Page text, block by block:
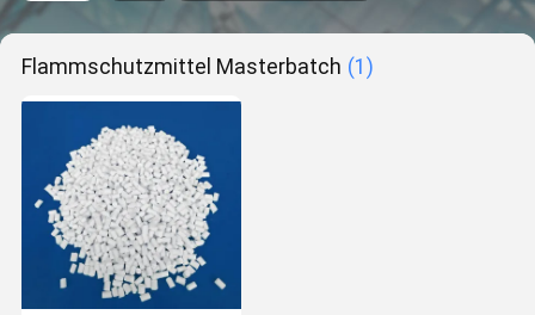
Flammschutzmittel Masterbatch (1)